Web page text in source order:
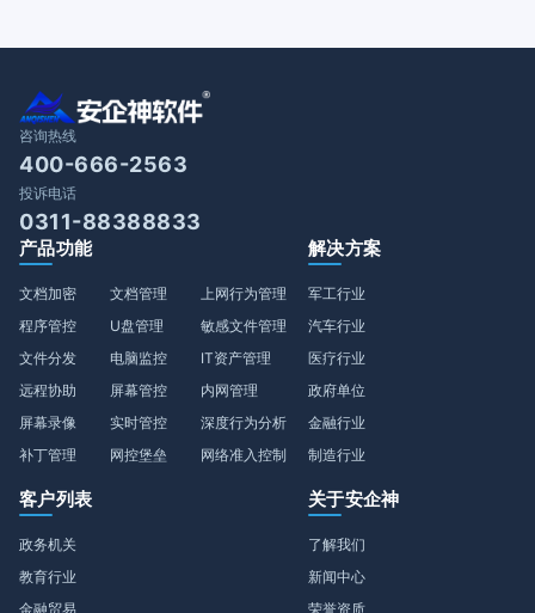
咨询热线
400-666-2563
投诉电话
0311-88388833
产品功能
文档加密
程序管控
文件分发
远程协助
屏幕录像
补丁管理
文档管理
U盘管理
电脑监控
屏幕管控
实时管控
网控堡垒
上网行为管理
敏感文件管理
IT资产管理
内网管理
深度行为分析
网络准入控制
解决方案
军工行业
汽车行业
医疗行业
政府单位
金融行业
制造行业
客户列表
政务机关
教育行业
金融贸易
关于安企神
了解我们
新闻中心
荣誉资质